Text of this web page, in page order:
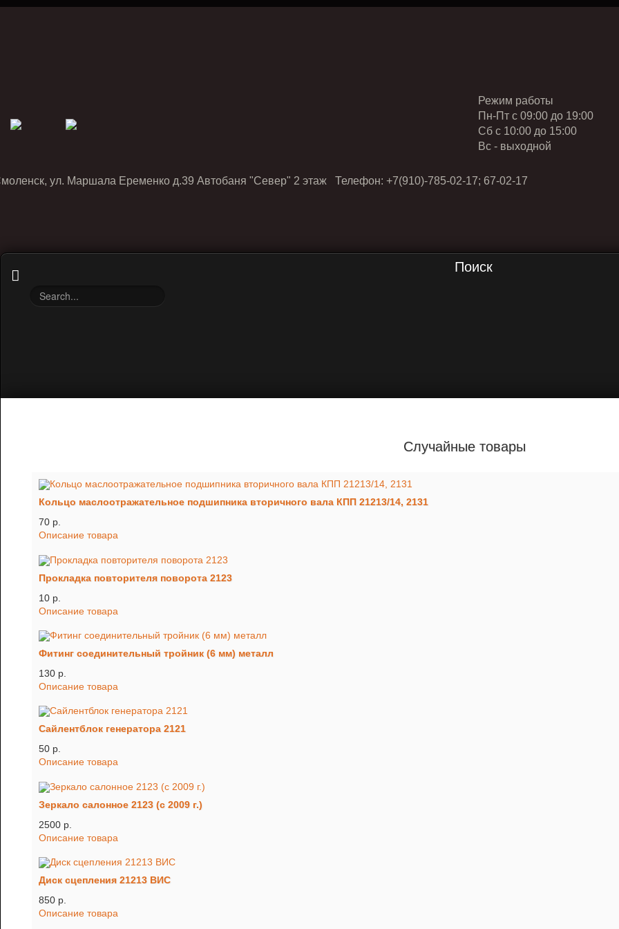
Режим работы
Пн-Пт с 09:00 до 19:00
Cб с 10:00 до 15:00
Вс - выходной
ул. Маршала Еременко д.39 Автобаня "Север" 2 этаж Телефон: +7(910)-785-02-17; 67-02-17
Поиск
Случайные товары
Кольцо маслоотражательное подшипника вторичного вала КПП 21213/14, 2131
70 p.
Описание товара
Прокладка повторителя поворота 2123
10 p.
Описание товара
Фитинг соединительный тройник (6 мм) металл
130 p.
Описание товара
Сайлентблок генератора 2121
50 p.
Описание товара
Зеркало салонное 2123 (с 2009 г.)
2500 p.
Описание товара
Диск сцепления 21213 ВИС
850 p.
Описание товара